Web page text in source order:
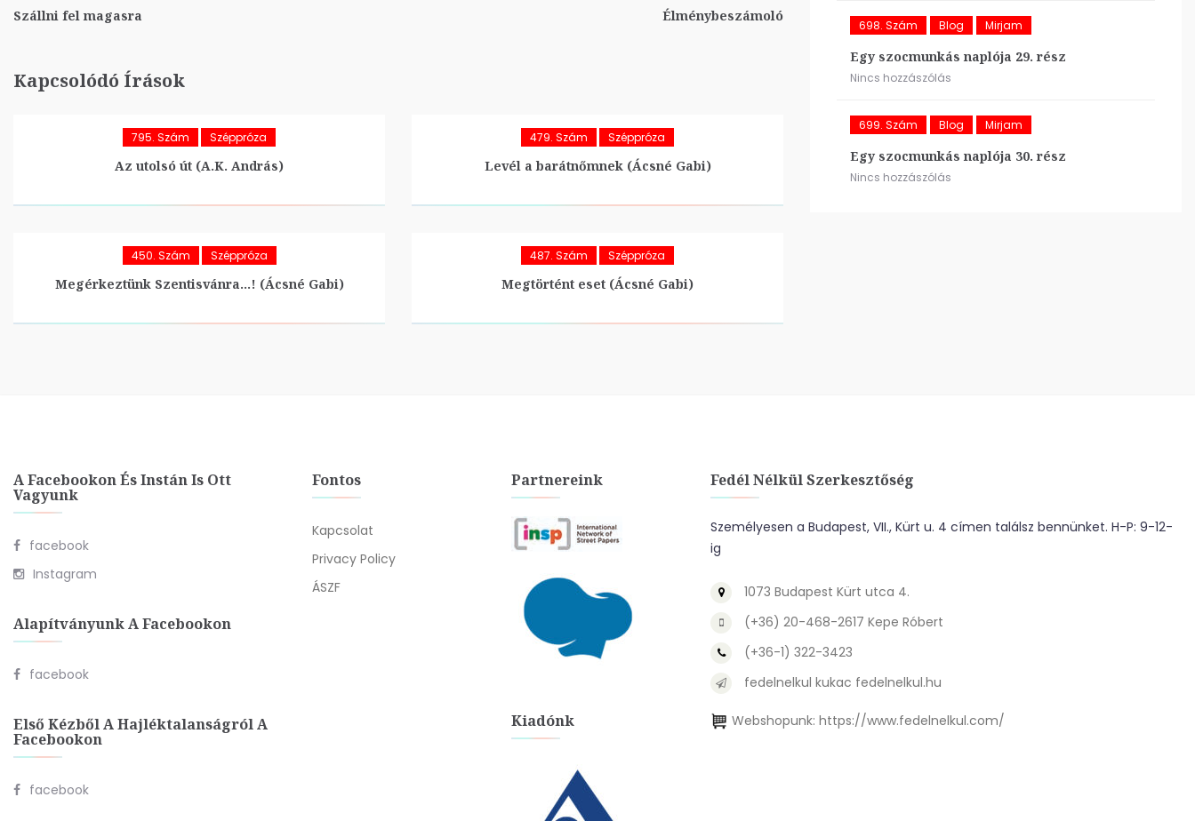
Szállni fel magasra Élménybeszámoló
Kapcsolódó Írások
795. Szám Széppróza
Az utolsó út (A.K. András)
479. Szám Széppróza
Levél a barátnőmnek (Ácsné Gabi)
450. Szám Széppróza
Megérkeztünk Szentisvánra…! (Ácsné Gabi)
487. Szám Széppróza
Megtörtént eset (Ácsné Gabi)
698. Szám Blog Mirjam
Egy szocmunkás naplója 29. rész
Nincs hozzászólás
699. Szám Blog Mirjam
Egy szocmunkás naplója 30. rész
Nincs hozzászólás
A Facebookon És Instán Is Ott
Vagyunk
facebook
Instagram
Alapítványunk A Facebookon
facebook
Első Kézből A Hajléktalanságról A
Facebookon
facebook
Fontos
Kapcsolat
Privacy Policy
ÁSZF
Partnereink
Kiadónk
Fedél Nélkül Szerkesztőség
Személyesen a Budapest, VII., Kürt u. 4 címen találsz bennünket. H-P: 9-12-
ig
1073 Budapest Kürt utca 4.
(+36) 20-468-2617 Kepe Róbert
(+36-1) 322-3423
fedelnelkul kukac fedelnelkul.hu
Webshopunk: https://www.fedelnelkul.com/